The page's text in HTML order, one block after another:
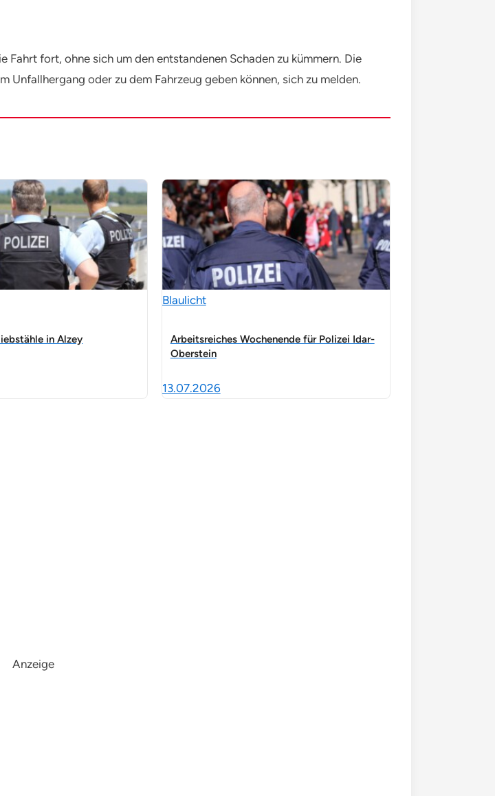
fort, ohne sich um den entstandenen Schaden zu kümmern. Die
Unfallhergang oder zu dem Fahrzeug geben können, sich zu melden.
in Alzey
Blaulicht
Arbeitsreiches Wochenende für Polizei Idar-
Oberstein
13.07.2026
Anzeige